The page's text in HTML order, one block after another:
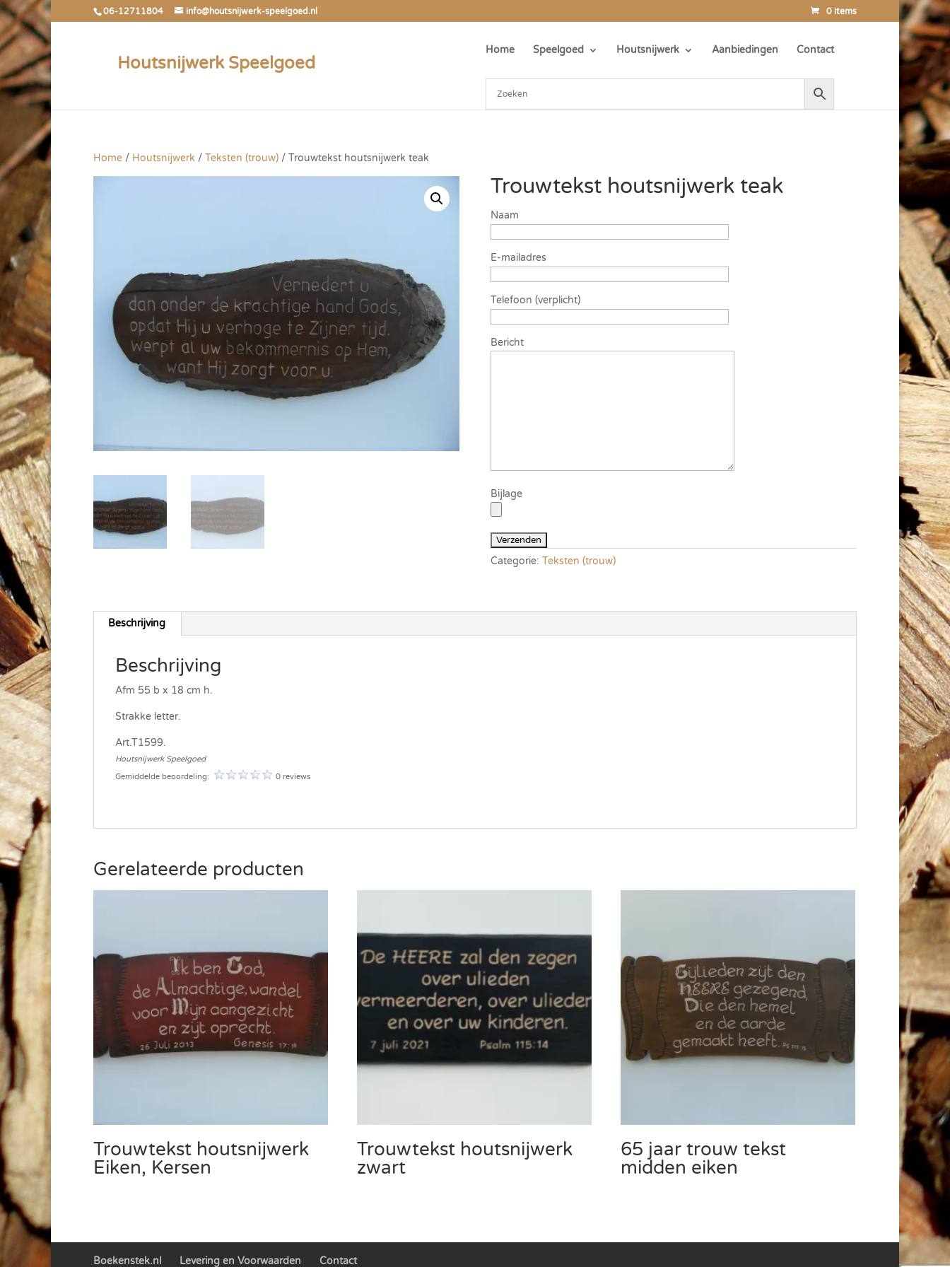
06-12711804 info@houtsnijwerk-speelgoed.nl 0 items
Houtsnijwerk Speelgoed
Home Speelgoed Houtsnijwerk Aanbiedingen Contact
Home / Houtsnijwerk / Teksten (trouw) / Trouwtekst houtsnijwerk teak
Trouwtekst houtsnijwerk teak
Naam
E-mailadres
Telefoon (verplicht)
Bericht
Bijlage
Categorie: Teksten (trouw)
Beschrijving
Beschrijving
Afm 55 b x 18 cm h.
Strakke letter.
Art.T1599.
Houtsnijwerk Speelgoed
Gemiddelde beoordeling:
0 reviews
Gerelateerde producten
Trouwtekst houtsnijwerk
Eiken, Kersen
Trouwtekst houtsnijwerk
zwart
65 jaar trouw tekst
midden eiken
Boekenstek.nl Levering en Voorwaarden Contact